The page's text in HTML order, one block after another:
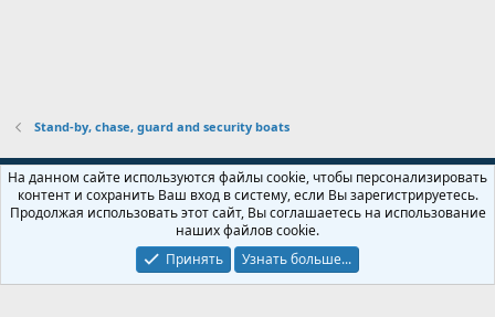
Stand-by, chase, guard and security boats
Russian (RU)
Обратная связь
Условия и правила
Политика конфиденциальности
Помощь
XenForo.Info
На данном сайте используются файлы cookie, чтобы персонализировать
контент и сохранить Ваш вход в систему, если Вы зарегистрируетесь.
Продолжая использовать этот сайт, Вы соглашаетесь на использование
наших файлов cookie.
Принять
Узнать больше...